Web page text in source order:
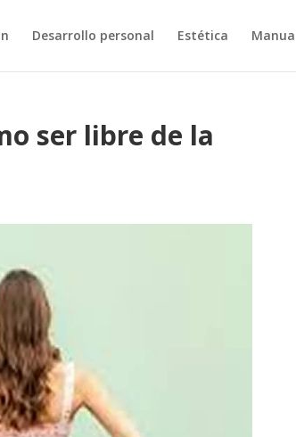
Desarrollo personal Estética
ser libre de la